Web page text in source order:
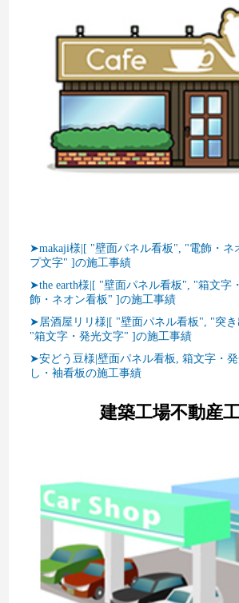
➤makaji様|[ "壁面パネル看板", "電飾・ネ
プ文字" ]の施工事績
➤the earth様|[ "壁面パネル看板", "箱文字
飾・ネオン看板" ]の施工事績
➤居酒屋リリ様|[ "壁面パネル看板", "突き
"箱文字・発光文字" ]の施工事績
➤安どう豆様|壁面パネル看板, 箱文字・
し・袖看板の施工事績
建築工場不動産